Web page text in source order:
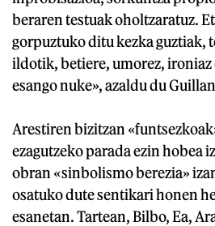
beraren testuak oholtzaratuz.
gorpuztuko ditu kezka guztiak,
ildotik, betiere, umorez, ironiaz
esango nuke», azaldu du
Arestiren bizitzan
ezagutzeko parada ezin hobea
obran «sinbolismo berezia»
osatuko dute sentikari honen
esanetan. Tartean, Bilbo, Ea,